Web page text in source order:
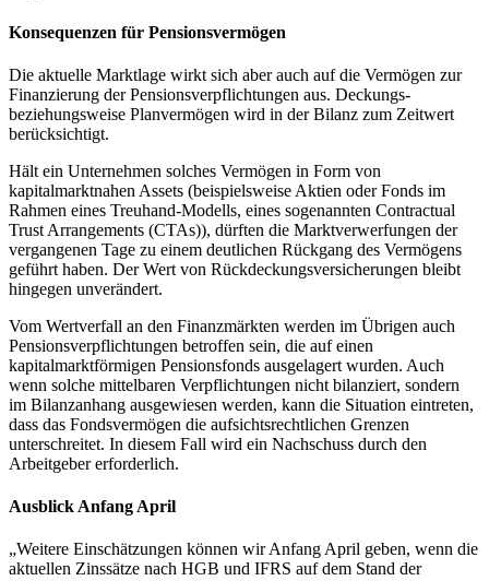
Konsequenzen für Pensionsvermögen
Die aktuelle Marktlage wirkt sich aber auch auf die Vermögen zur
Finanzierung der Pensionsverpflichtungen aus. Deckungs-
beziehungsweise Planvermögen wird in der Bilanz zum Zeitwert
berücksichtigt.
Hält ein Unternehmen solches Vermögen in Form von
kapitalmarktnahen Assets (beispielsweise Aktien oder Fonds im
Rahmen eines Treuhand-Modells, eines sogenannten Contractual
Trust Arrangements (CTAs)), dürften die Marktverwerfungen der
vergangenen Tage zu einem deutlichen Rückgang des Vermögens
geführt haben. Der Wert von Rückdeckungsversicherungen bleibt
hingegen unverändert.
Vom Wertverfall an den Finanzmärkten werden im Übrigen auch
Pensionsverpflichtungen betroffen sein, die auf einen
kapitalmarktförmigen Pensionsfonds ausgelagert wurden. Auch
wenn solche mittelbaren Verpflichtungen nicht bilanziert, sondern
im Bilanzanhang ausgewiesen werden, kann die Situation eintreten,
dass das Fondsvermögen die aufsichtsrechtlichen Grenzen
unterschreitet. In diesem Fall wird ein Nachschuss durch den
Arbeitgeber erforderlich.
Ausblick Anfang April
„Weitere Einschätzungen können wir Anfang April geben, wenn die
aktuellen Zinssätze nach HGB und IFRS auf dem Stand der